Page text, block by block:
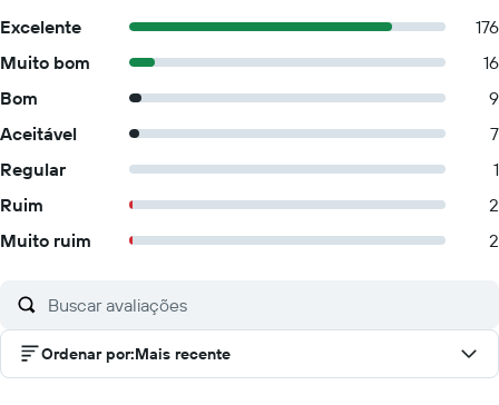
Excelente
176
Muito bom
16
Bom
9
Aceitável
7
Regular
1
Ruim
2
Muito ruim
2
Ordenar por:Mais recente